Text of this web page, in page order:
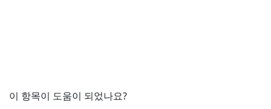
이 항목이 도움이 되었나요?